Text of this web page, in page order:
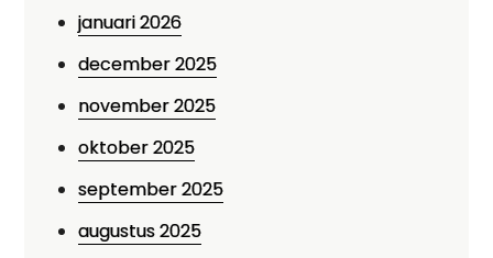
januari 2026
december 2025
november 2025
oktober 2025
september 2025
augustus 2025